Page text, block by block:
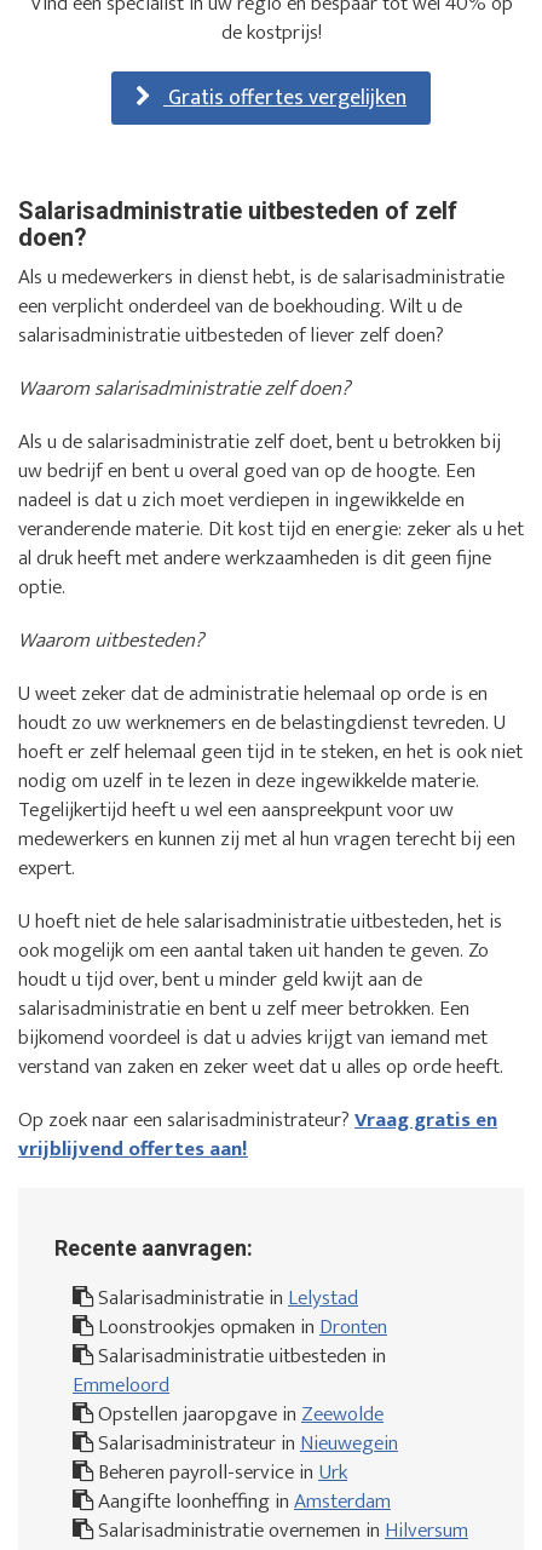
de kostprijs!
Gratis offertes vergelijken
Salarisadministratie uitbesteden of zelf
doen?
Als u medewerkers in dienst hebt, is de salarisadministratie
een verplicht onderdeel van de boekhouding. Wilt u de
salarisadministratie uitbesteden of liever zelf doen?
Waarom salarisadministratie zelf doen?
Als u de salarisadministratie zelf doet, bent u betrokken bij
uw bedrijf en bent u overal goed van op de hoogte. Een
nadeel is dat u zich moet verdiepen in ingewikkelde en
veranderende materie. Dit kost tijd en energie: zeker als u het
al druk heeft met andere werkzaamheden is dit geen fijne
optie.
Waarom uitbesteden?
U weet zeker dat de administratie helemaal op orde is en
houdt zo uw werknemers en de belastingdienst tevreden. U
hoeft er zelf helemaal geen tijd in te steken, en het is ook niet
nodig om uzelf in te lezen in deze ingewikkelde materie.
Tegelijkertijd heeft u wel een aanspreekpunt voor uw
medewerkers en kunnen zij met al hun vragen terecht bij een
expert.
U hoeft niet de hele salarisadministratie uitbesteden, het is
ook mogelijk om een aantal taken uit handen te geven. Zo
houdt u tijd over, bent u minder geld kwijt aan de
salarisadministratie en bent u zelf meer betrokken. Een
bijkomend voordeel is dat u advies krijgt van iemand met
verstand van zaken en zeker weet dat u alles op orde heeft.
Op zoek naar een salarisadministrateur?Vraag gratis en
vrijblijvend offertes aan!
Recente aanvragen:
Salarisadministratie inLelystad
Loonstrookjes opmaken inDronten
Salarisadministratie uitbesteden in
Emmeloord
Opstellen jaaropgave inZeewolde
Salarisadministrateur inNieuwegein
Beheren payroll-service inUrk
Aangifte loonheffing inAmsterdam
Salarisadministratie overnemen inHilversum